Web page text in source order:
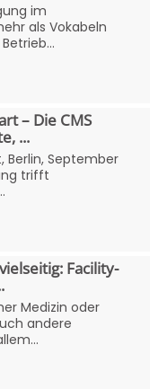
im
als Vokabeln
– Die CMS
...
Berlin, September
trifft
Facility-
Medizin oder
andere